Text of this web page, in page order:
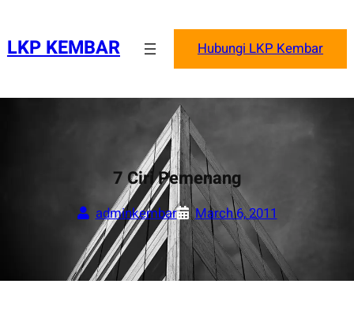
content
LKP KEMBAR Hubungi LKP Kembar
7 Ciri Pemenang
adminkembar March 6, 2011